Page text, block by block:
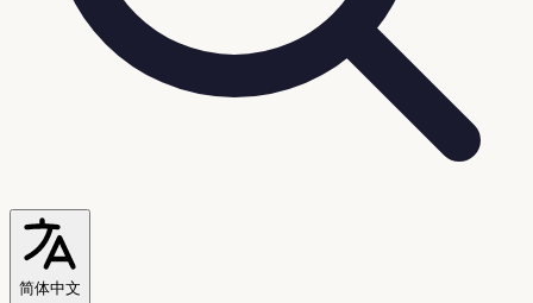
简体中文